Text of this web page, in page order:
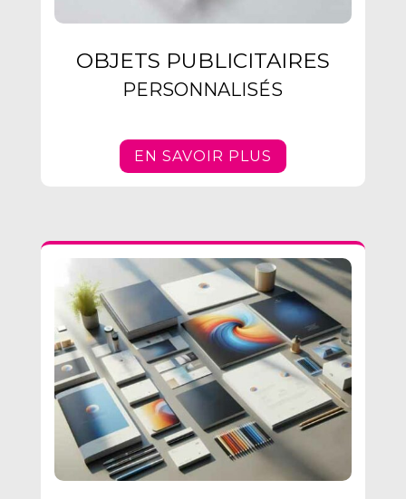
OBJETS PUBLICITAIRES
PERSONNALISÉS
EN SAVOIR PLUS